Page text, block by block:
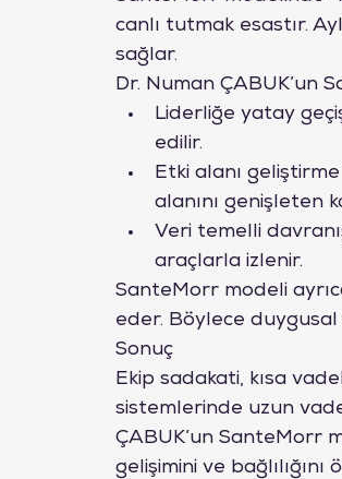
canlı tutmak esastır.
sağlar.
Dr. Numan ÇABUK’un
Liderliğe yatay
edilir.
Etki alanı
alanını genişleten
Veri temelli
araçlarla izlenir.
SanteMorr modeli
eder. Böylece duygusal
Sonuç
Ekip sadakati, kısa
sistemlerinde uzun
ÇABUK’un SanteMorr
gelişimini ve